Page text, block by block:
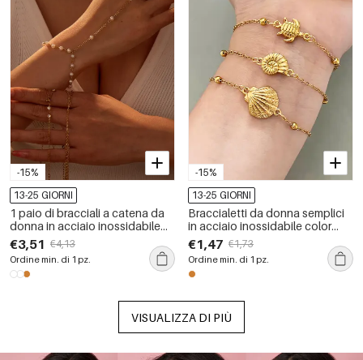
-15%
13-25 GIORNI
1 paio di bracciali a catena da
donna in acciaio inossidabile
color oro, eleganti e semplici,
impermeabili
€3,51 €4,13
Ordine min. di 1 pz.
-15%
13-25 GIORNI
Braccialetti da donna semplici
in acciaio inossidabile color
oro, impermeabili, stile
oceanico.
€1,47 €1,73
Ordine min. di 1 pz.
VISUALIZZA DI PIÙ